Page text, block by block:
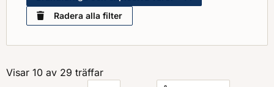
Radera alla filter
Visar 10 av 29 träffar